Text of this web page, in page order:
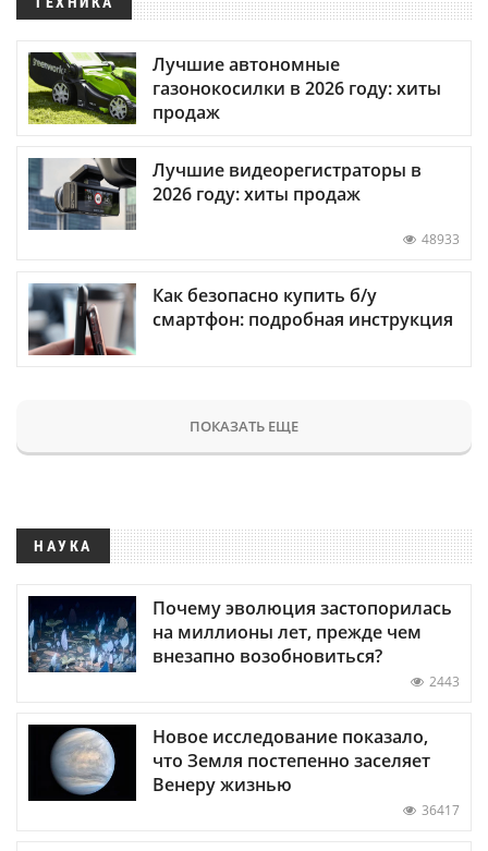
Лучшие автономные
газонокосилки в 2026 году: хиты
продаж
Лучшие видеорегистраторы в
2026 году: хиты продаж
48933
Как безопасно купить б/у
смартфон: подробная инструкция
ПОКАЗАТЬ ЕЩЕ
НАУКА
Почему эволюция застопорилась
на миллионы лет, прежде чем
внезапно возобновиться?
2443
Новое исследование показало,
что Земля постепенно заселяет
Венеру жизнью
36417